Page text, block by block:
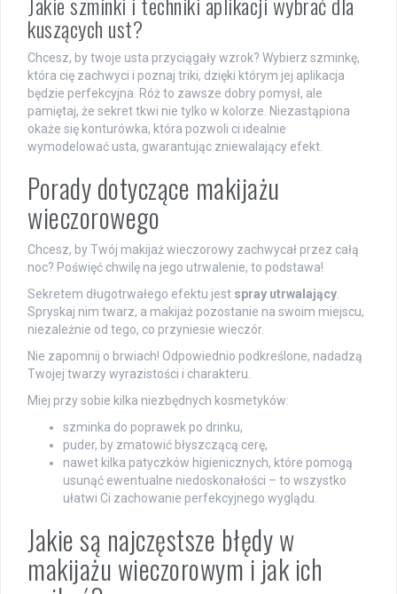
kuszących ust?
Chcesz, by twoje usta przyciągały wzrok? Wybierz szminkę,
która cię zachwyci i poznaj triki, dzięki którym jej aplikacja
będzie perfekcyjna. Róż to zawsze dobry pomysł, ale
pamiętaj, że sekret tkwi nie tylko w kolorze. Niezastąpiona
okaże się konturówka, która pozwoli ci idealnie
wymodelować usta, gwarantując zniewalający efekt.
Porady dotyczące makijażu
wieczorowego
Chcesz, by Twój makijaż wieczorowy zachwycał przez całą
noc? Poświęć chwilę na jego utrwalenie, to podstawa!
Sekretem długotrwałego efektu jest spray utrwalający
Spryskaj nim twarz, a makijaż pozostanie na swoim miejscu,
niezależnie od tego, co przyniesie wieczór.
Nie zapomnij o brwiach! Odpowiednio podkreślone, nadadzą
Twojej twarzy wyrazistości i charakteru.
Miej przy sobie kilka niezbędnych kosmetyków:
szminka do poprawek po drinku,
puder, by zmatowić błyszczącą cerę,
nawet kilka patyczków higienicznych, które pomogą
usunąć ewentualne niedoskonałości – to wszystko
ułatwi Ci zachowanie perfekcyjnego wyglądu.
Jakie są najczęstsze błędy w
makijażu wieczorowym i jak ich